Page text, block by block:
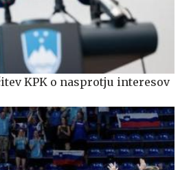
KPK o nasprotju interesov